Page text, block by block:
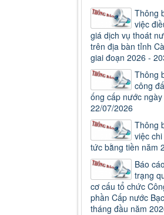
Thông
việc
giá dịch vụ thoát
trên địa bàn tỉnh
giai đoạn 2026 -
Thông
công
ống cấp nước ngày
22/07/2026
Thông
việc
tức bằng tiền năm
Báo
trạng
cơ cấu tổ chức
phần Cấp nước
tháng đầu năm